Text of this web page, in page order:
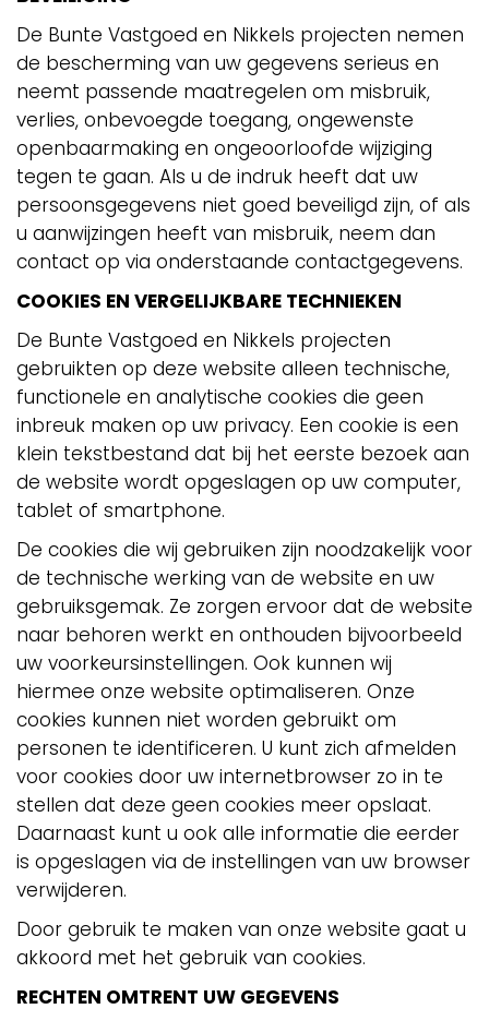
De Bunte Vastgoed en Nikkels projecten nemen
de bescherming van uw gegevens serieus en
neemt passende maatregelen om misbruik,
verlies, onbevoegde toegang, ongewenste
openbaarmaking en ongeoorloofde wijziging
tegen te gaan. Als u de indruk heeft dat uw
persoonsgegevens niet goed beveiligd zijn, of als
u aanwijzingen heeft van misbruik, neem dan
contact op via onderstaande contactgegevens.
COOKIES EN VERGELIJKBARE TECHNIEKEN
De Bunte Vastgoed en Nikkels projecten
gebruikten op deze website alleen technische,
functionele en analytische cookies die geen
inbreuk maken op uw privacy. Een cookie is een
klein tekstbestand dat bij het eerste bezoek aan
de website wordt opgeslagen op uw computer,
tablet of smartphone.
De cookies die wij gebruiken zijn noodzakelijk voor
de technische werking van de website en uw
gebruiksgemak. Ze zorgen ervoor dat de website
naar behoren werkt en onthouden bijvoorbeeld
uw voorkeursinstellingen. Ook kunnen wij
hiermee onze website optimaliseren. Onze
cookies kunnen niet worden gebruikt om
personen te identificeren. U kunt zich afmelden
voor cookies door uw internetbrowser zo in te
stellen dat deze geen cookies meer opslaat.
Daarnaast kunt u ook alle informatie die eerder
is opgeslagen via de instellingen van uw browser
verwijderen.
Door gebruik te maken van onze website gaat u
akkoord met het gebruik van cookies.
RECHTEN OMTRENT UW GEGEVENS